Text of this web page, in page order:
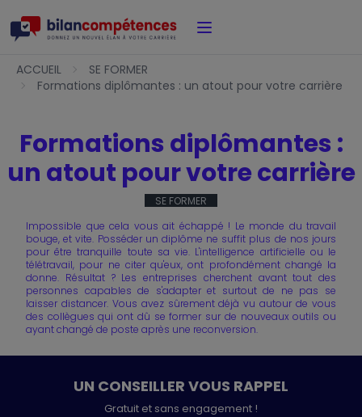
Accueil
ACCUEIL
SE FORMER
Formations diplômantes : un atout pour votre carrière
Formations diplômantes :
un atout pour votre carrière
SE FORMER
Impossible que cela vous ait échappé ! Le monde du travail
bouge, et vite. Posséder un diplôme ne suffit plus de nos jours
pour être tranquille toute sa vie. L'intelligence artificielle ou le
télétravail, pour ne citer qu'eux, ont profondément changé la
donne. Résultat ? Les entreprises cherchent avant tout des
personnes capables de s'adapter et surtout de ne pas se
laisser distancer. Vous avez sûrement déjà vu autour de vous
des collègues qui ont dû se former sur de nouveaux outils ou
ayant changé de poste après une reconversion.
UN CONSEILLER VOUS RAPPEL
Gratuit et sans engagement !
Présentation — Bilan de
Charte de Qualité
Nos certificats de qualité
Notre Offre
Politique de confidentialité